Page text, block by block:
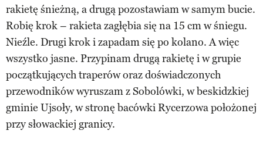
rakietę śnieżną, a drugą pozostawiam w samym bucie.
Robię krok – rakieta zagłębia się na 15 cm w śniegu.
Nieźle. Drugi krok i zapadam się po kolano. A więc
wszystko jasne. Przypinam drugą rakietę i w grupie
początkujących traperów oraz doświadczonych
przewodników wyruszam z Sobolówki, w beskidzkiej
gminie Ujsoły, w stronę bacówki Rycerzowa położonej
przy słowackiej granicy.